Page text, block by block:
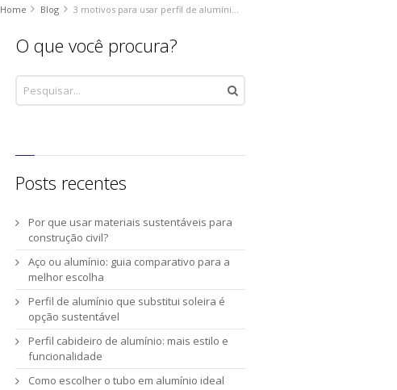
Home Blog 3 motivos para usar perfil de alumínio frisado nos projetos
O que você procura?
Posts recentes
Por que usar materiais sustentáveis para
construção civil?
Aço ou alumínio: guia comparativo para a
melhor escolha
Perfil de alumínio que substitui soleira é
opção sustentável
Perfil cabideiro de alumínio: mais estilo e
funcionalidade
Como escolher o tubo em alumínio ideal